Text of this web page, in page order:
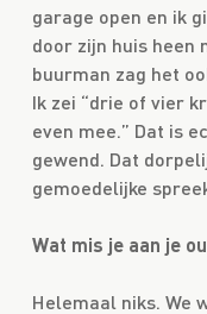
garage open en ik
door zijn huis heen
buurman zag het
Ik zei “drie of vier
even mee.” Dat is
gewend. Dat
gemoedelijke
Wat mis je aan je
Helemaal niks. We